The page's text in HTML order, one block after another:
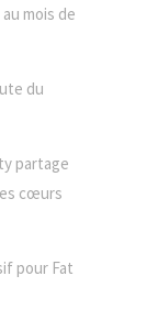
mois de
du
partage
cœurs
pour Fat